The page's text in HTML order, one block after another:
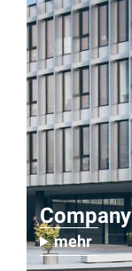
Company
mehr